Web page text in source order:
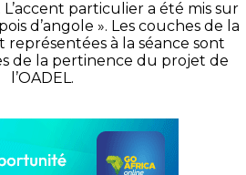
particulier a été mis sur
d’angole ». Les couches de la
représentées à la séance sont
de la pertinence du projet de
l’OADEL.